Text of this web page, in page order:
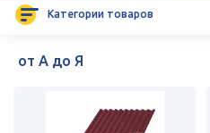
Категории товаров